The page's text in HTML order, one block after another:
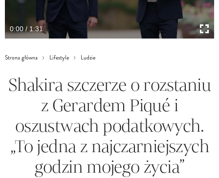
0:00 / 1:31
Strona główna Lifestyle Ludzie
Shakira szczerze o rozstaniu
z Gerardem Piqué i
oszustwach podatkowych.
„To jedna z najczarniejszych
godzin mojego życia”